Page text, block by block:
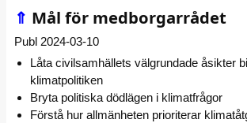
⇑ Mål för medborgarrådet
Publ 2024-03-10
Låta civilsamhällets välgrundade åsikter
klimatpolitiken
Bryta politiska dödlägen i klimatfrågor
Förstå hur allmänheten prioriterar